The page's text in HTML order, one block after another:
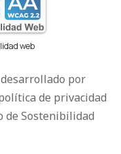
web
por
de privacidad
de Sostenibilidad